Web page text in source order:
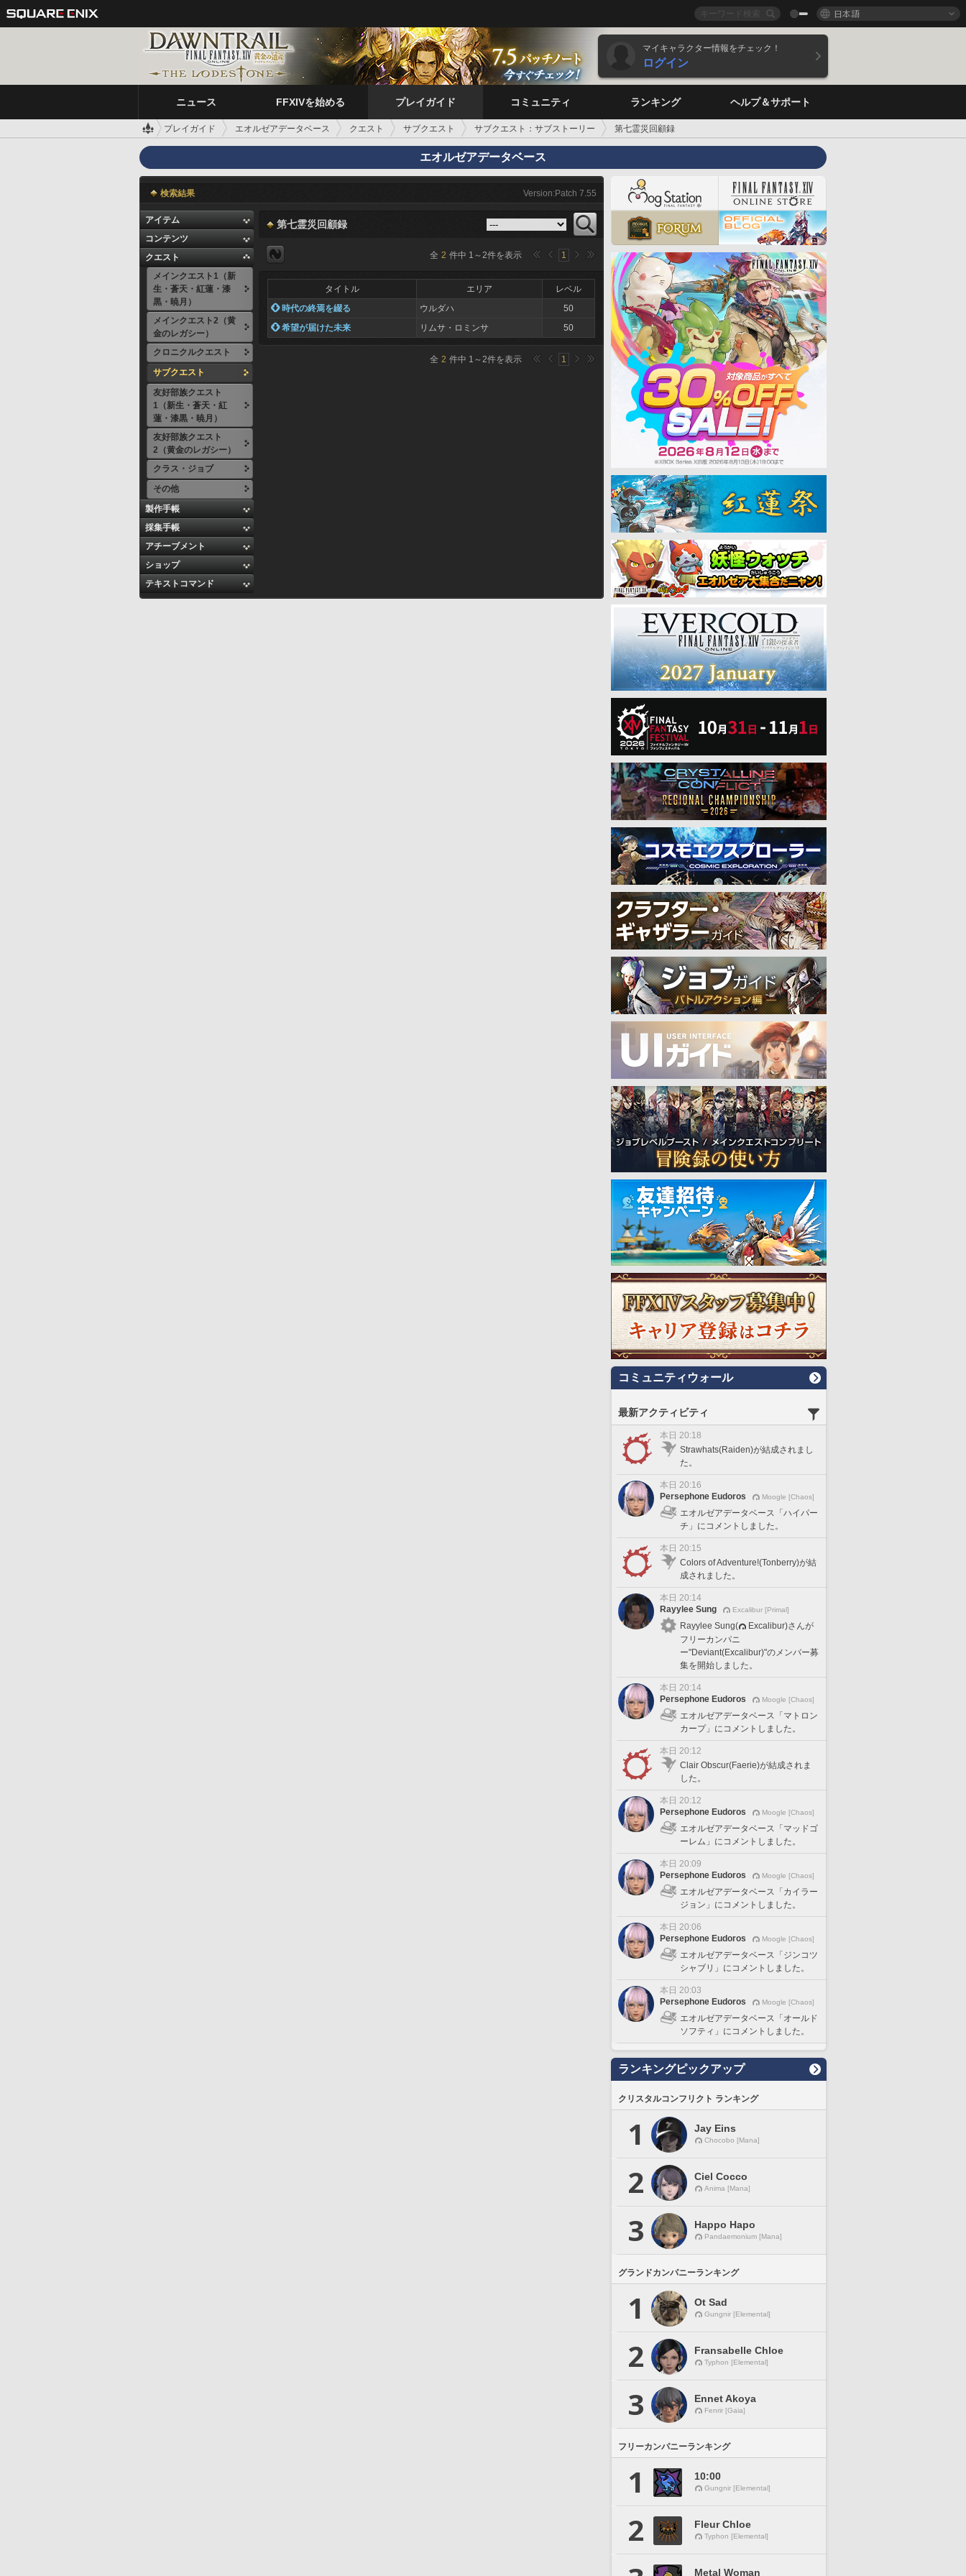
日本語
マイキャラクター情報をチェック！
ログイン
ニュース FFXIVを始める プレイガイド コミュニティ ランキング ヘルプ＆サポート
プレイガイド エオルゼアデータベース クエスト サブクエスト サブクエスト：サブストーリー 第七霊災回顧録
エオルゼアデータベース
検索結果 Version:Patch 7.55
アイテム
コンテンツ
クエスト
メインクエスト1（新
生・蒼天・紅蓮・漆
黒・暁月）
メインクエスト2（黄
金のレガシー）
クロニクルクエスト
サブクエスト
友好部族クエスト
1（新生・蒼天・紅
蓮・漆黒・暁月）
友好部族クエスト
2（黄金のレガシー）
クラス・ジョブ
その他
製作手帳
採集手帳
アチーブメント
ショップ
テキストコマンド
第七霊災回顧録
全 2 件中 1 ～2件を表示 1
タイトル エリア
レベル
 時代の終焉を綴る
ウルダハ
50
 希望が届けた未来
リムサ・ロミンサ 50
全 2 件中 1 ～2件を表示 1
コミュニティウォール
最新アクティビティ
本日 20:18
Strawhats(Raiden)が結成されまし
た。
本日 20:16
Persephone Eudoros
Moogle [Chaos]
エオルゼアデータベース「ハイパー
チ」にコメントしました。
本日 20:15
Colors of Adventure!(Tonberry)が結
成されました。
本日 20:14
Rayylee Sung
Excalibur [Primal]
Rayylee Sung(
Excalibur)さんが
フリーカンパニ
ー"Deviant(Excalibur)"のメンバー募
集を開始しました。
本日 20:14
Persephone Eudoros
Moogle [Chaos]
エオルゼアデータベース「マトロン
カープ」にコメントしました。
本日 20:12
Clair Obscur(Faerie)が結成されま
した。
本日 20:12
Persephone Eudoros
Moogle [Chaos]
エオルゼアデータベース「マッドゴ
ーレム」にコメントしました。
本日 20:09
Persephone Eudoros
Moogle [Chaos]
エオルゼアデータベース「カイラー
ジョン」にコメントしました。
本日 20:06
Persephone Eudoros
Moogle [Chaos]
エオルゼアデータベース「ジンコツ
シャブリ」にコメントしました。
本日 20:03
Persephone Eudoros
Moogle [Chaos]
エオルゼアデータベース「オールド
ソフティ」にコメントしました。
ランキングピックアップ
クリスタルコンフリクト ランキング
1 Jay Eins
Chocobo [Mana]
2 Ciel Cocco
Anima [Mana]
3 Happo Hapo
Pandaemonium [Mana]
グランドカンパニーランキング
1 Ot Sad
Gungnir [Elemental]
2 Fransabelle Chloe
Typhon [Elemental]
3 Ennet Akoya
Fenrir [Gaia]
フリーカンパニーランキング
1 10:00
Gungnir [Elemental]
2 Fleur Chloe
Typhon [Elemental]
Metal Woman